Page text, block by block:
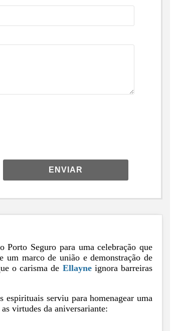
ENVIAR
Porto Seguro para uma celebração que
um marco de união e demonstração de
o carisma de Ellayneignora barreiras
serviu para homenagear uma
virtudes da aniversariante: